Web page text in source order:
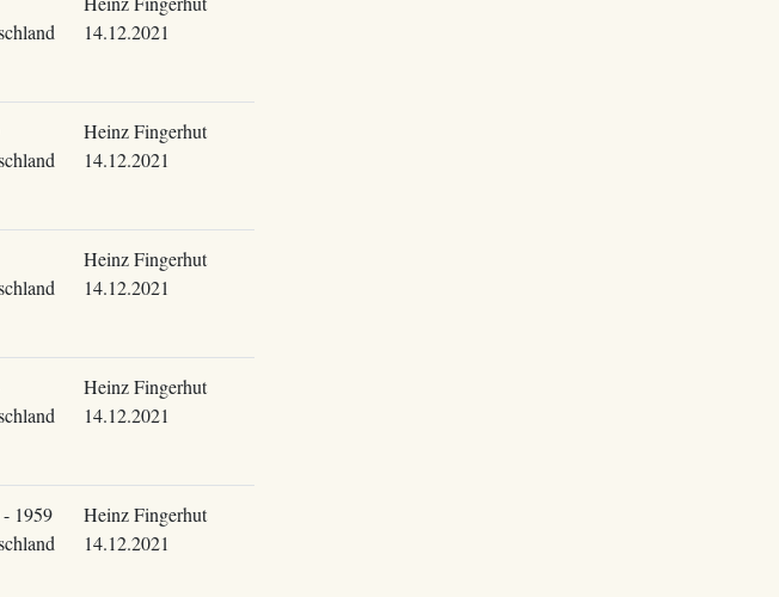
14.12.2021
Heinz Fingerhut
14.12.2021
Heinz Fingerhut
14.12.2021
Heinz Fingerhut
14.12.2021
1959
Heinz Fingerhut
14.12.2021